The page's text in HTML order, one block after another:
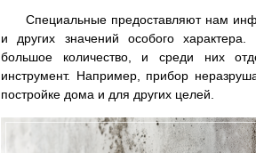
Специальные предоставляют нам
и других значений особого
большое количество, и среди них
инструмент. Например, прибор
постройке дома и для других целей.